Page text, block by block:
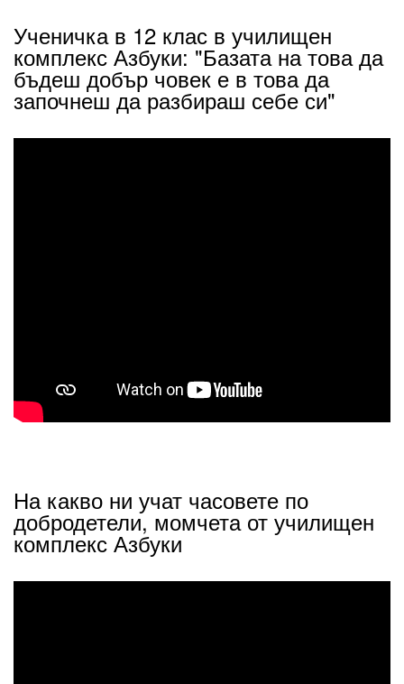
Ученичка в 12 клас в училищен
комплекс Азбуки: "Базата на това да
бъдеш добър човек е в това да
започнеш да разбираш себе си"
На какво ни учат часовете по
добродетели, момчета от училищен
комплекс Азбуки